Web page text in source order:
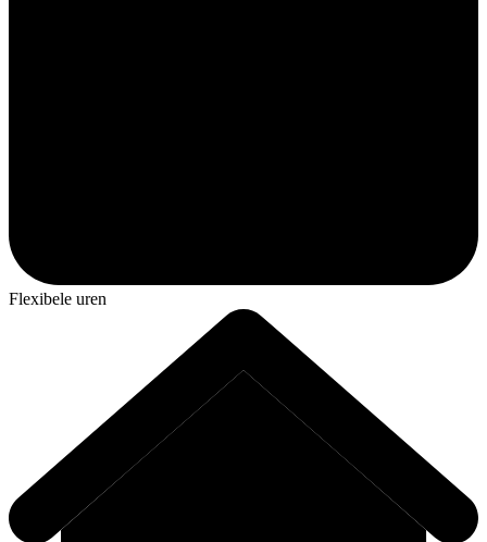
Flexibele uren